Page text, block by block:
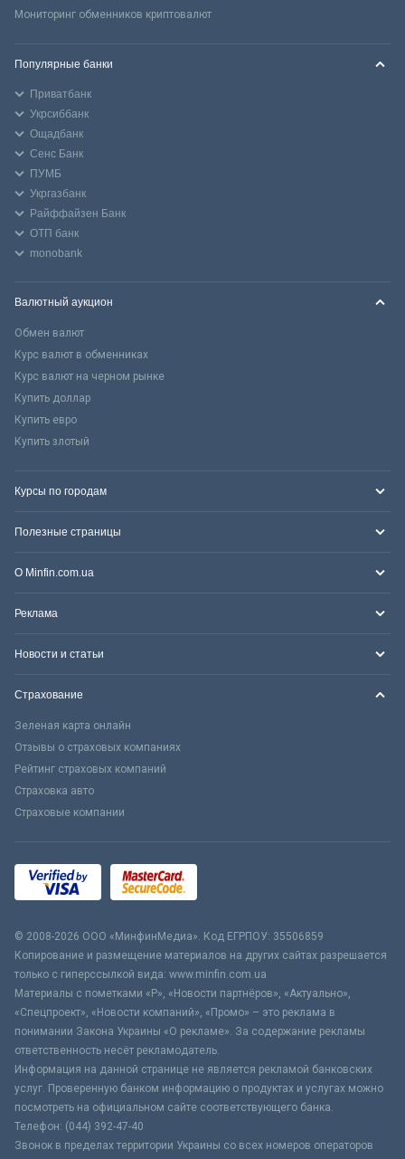
Мониторинг обменников криптовалют
Популярные банки
Приватбанк
Укрсиббанк
Ощадбанк
Сенс Банк
ПУМБ
Укргазбанк
Райффайзен Банк
ОТП банк
monobank
Валютный аукцион
Обмен валют
Курс валют в обменниках
Курс валют на черном рынке
Купить доллар
Купить евро
Купить злотый
Курсы по городам
Полезные страницы
О Minfin.com.ua
Реклама
Новости и статьи
Страхование
Зеленая карта онлайн
Отзывы о страховых компаниях
Рейтинг страховых компаний
Страховка авто
Страховые компании
© 2008-2026 ООО «МинфинМедиа». Код ЕГРПОУ: 35506859
Копирование и размещение материалов на других сайтах разрешается
только с гиперссылкой вида: www.minfin.com.ua
Материалы с пометками «Р», «Новости партнёров», «Актуально»,
«Спецпроект», «Новости компаний», «Промо» – это реклама в
понимании Закона Украины «О рекламе». За содержание рекламы
ответственность несёт рекламодатель.
Информация на данной странице не является рекламой банковских
услуг. Проверенную банком информацию о продуктах и услугах можно
посмотреть на официальном сайте соответствующего банка.
Телефон: (044) 392-47-40
Звонок в пределах территории Украины со всех номеров операторов